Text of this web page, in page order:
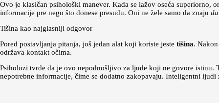
Ovo je klasičan psihološki manever. Kada se lažov oseća superiorno,
informacije pre nego što donese presudu. Oni ne žele samo da znaju
Tišina kao najglasniji odgovor
Pored postavljanja pitanja, još jedan alat koji koriste jeste tišina.
održava kontakt očima.
Psiholozi tvrde da je ovo nepodnošljivo za ljude koji ne govore istinu.
nepotrebne informacije, čime se dodatno zakopavaju. Inteligentni